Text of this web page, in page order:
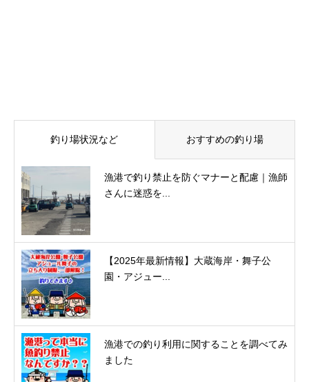
釣り場状況など おすすめの釣り場
漁港で釣り禁止を防ぐマナーと配慮｜漁師
さんに迷惑を...
【2025年最新情報】大蔵海岸・舞子公
園・アジュー...
漁港での釣り利用に関することを調べてみ
ました